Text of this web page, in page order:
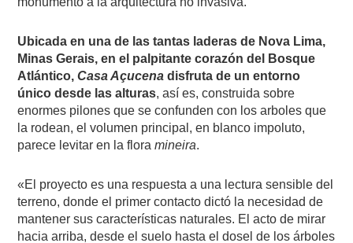
Ubicada en una de las tantas laderas de Nova Lima,
Minas Gerais, en el palpitante corazón del Bosque
Atlántico,Casa Açucena disfruta de un entorno
único desde las alturas, así es, construida sobre
enormes pilones que se confunden con los arboles que
la rodean, el volumen principal, en blanco impoluto,
parece levitar en la floramineira.
«El proyecto es una respuesta a una lectura sensible del
terreno, donde el primer contacto dictó la necesidad de
mantener sus características naturales. El acto de mirar
hacia arriba, desde el suelo hasta el dosel de los árboles